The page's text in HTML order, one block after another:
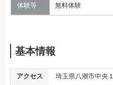
体験等 無料体験
基本情報
アクセス
埼玉県八潮市中央